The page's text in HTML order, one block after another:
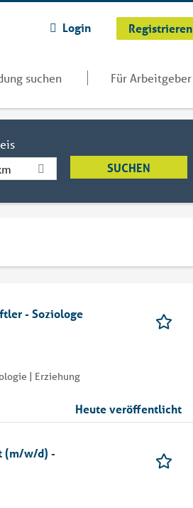
Login Registrieren
suchen Für Arbeitgeber
- Soziologe
| Erziehung
Heute veröffentlicht
(m/w/d) -